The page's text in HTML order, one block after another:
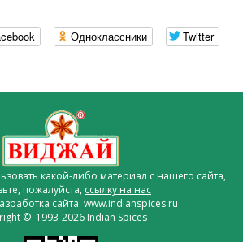
Одноклассники
Twitter
какой-либо материал с нашего сайта,
пожалуйста, ссылку на нас
сайта www.indianspices.ru
© 1993-2026 Indian Spices